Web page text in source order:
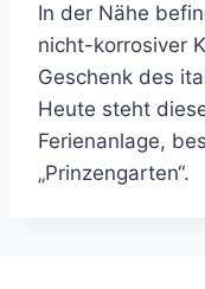
In der Nähe
nicht-korrosiver
Geschenk des
Heute steht
Ferienanlage,
„Prinzengarten“.